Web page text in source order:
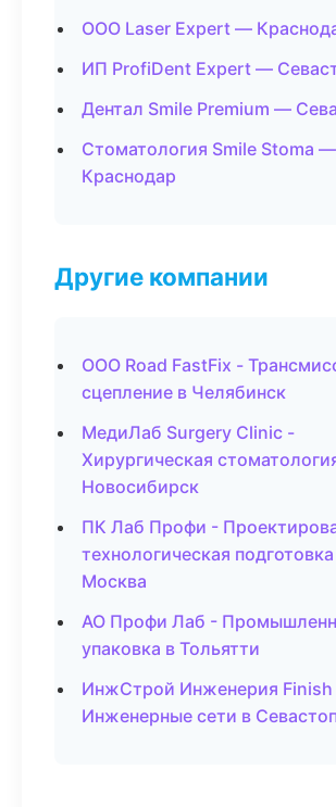
ООО Laser Expert —
ИП ProfiDent Expert —
Дентал Smile Premium —
Стоматология Smile Stoma —
Краснодар
Другие компании
ООО Road FastFix -
сцепление в Челябинск
МедиЛаб Surgery Clinic -
Хирургическая
Новосибирск
ПК Лаб Профи -
технологическая
Москва
АО Профи Лаб -
упаковка в Тольятти
ИнжСтрой Инженерия
Инженерные сети в